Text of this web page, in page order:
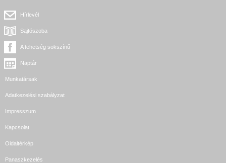
Hírlevél
Sajtószoba
A tehetség sokszínű
Naptár
Munkatársak
Adatkezelési szabályzat
Impresszum
Kapcsolat
Oldaltérkép
Panaszkezelés